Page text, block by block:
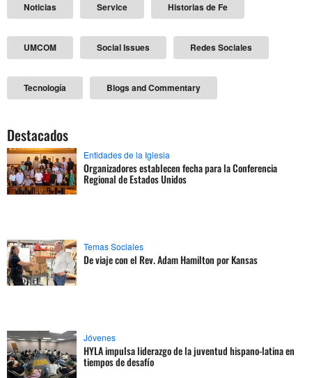
Noticias Service Historias de Fe
UMCOM Social Issues Redes Sociales
Tecnología Blogs and Commentary
Destacados
Entidades de la Iglesia
Organizadores establecen fecha para la Conferencia
Regional de Estados Unidos
Temas Sociales
De viaje con el Rev. Adam Hamilton por Kansas
Jóvenes
HYLA impulsa liderazgo de la juventud hispano-latina en
tiempos de desafío